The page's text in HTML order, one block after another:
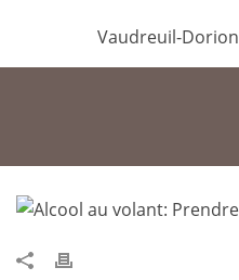
Vaudreuil-Dorion